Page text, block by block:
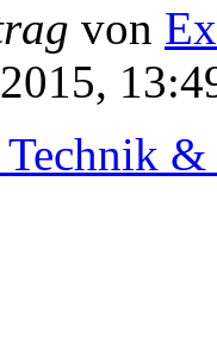
von
Technik